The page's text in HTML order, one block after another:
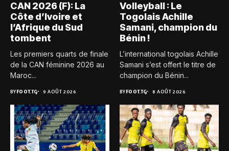
CAN 2026 (F): La
Côte d’Ivoire et
l’Afrique du Sud
tombent
Les premiers quarts de finale
de la CAN féminine 2026 au
Maroc...
BYFOOT.TG 9 AOÛT 2026
Volleyball : Le
Togolais Achille
Samani, champion du
Bénin !
L’international togolais Achille
Samani s’est offert le titre de
champion du Bénin...
BYFOOT.TG 8 AOÛT 2026